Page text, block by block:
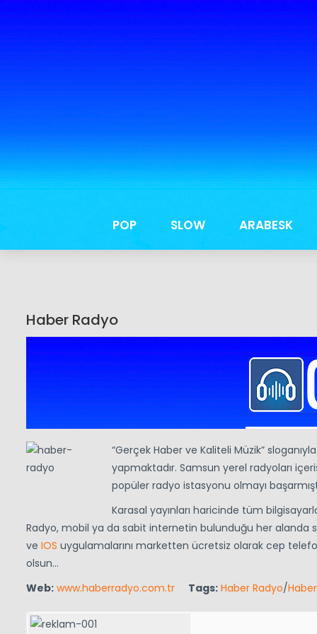
POP SLOW ARABESK
Haber Radyo
“Gerçek Haber ve Kaliteli Müzik”
yapmaktadır. Samsun yerel radyoları
popüler radyo istasyonu olmayı
Karasal yayınları haricinde tüm
Radyo, mobil ya da sabit internetin bulunduğu her alanda
ve IOS uygulamalarını marketten ücretsiz olarak cep
olsun…
Web: www.haberradyo.com.tr Tags: Haber Radyo/